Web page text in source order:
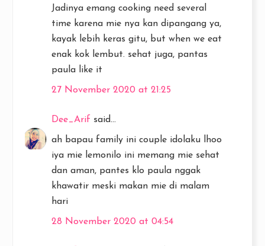
Jadinya emang cooking need several
time karena mie nya kan dipangang ya,
kayak lebih keras gitu, but when we eat
enak kok lembut. sehat juga, pantas
paula like it
27 November 2020 at 21:25
Dee_Arif said...
ah bapau family ini couple idolaku lhoo
iya mie lemonilo ini memang mie sehat
dan aman, pantes klo paula nggak
khawatir meski makan mie di malam
hari
28 November 2020 at 04:54